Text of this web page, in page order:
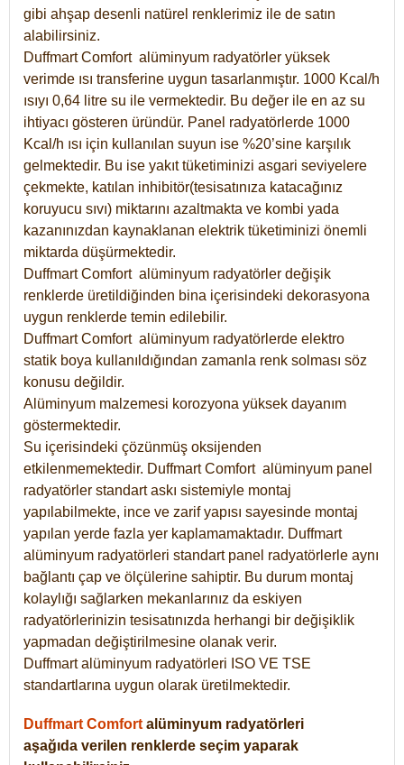
gibi ahşap desenli natürel renklerimiz ile de satın
alabilirsiniz.
Duffmart Comfort alüminyum radyatörler yüksek
verimde ısı transferine uygun tasarlanmıştır. 1000 Kcal/h
ısıyı 0,64 litre su ile vermektedir. Bu değer ile en az su
ihtiyacı gösteren üründür. Panel radyatörlerde 1000
Kcal/h ısı için kullanılan suyun ise %20’sine karşılık
gelmektedir. Bu ise yakıt tüketiminizi asgari seviyelere
çekmekte, katılan inhibitör(tesisatınıza katacağınız
koruyucu sıvı) miktarını azaltmakta ve kombi yada
kazanınızdan kaynaklanan elektrik tüketiminizi önemli
miktarda düşürmektedir.
Duffmart Comfort alüminyum radyatörler değişik
renklerde üretildiğinden bina içerisindeki dekorasyona
uygun renklerde temin edilebilir.
DuffmartComfort alüminyum radyatörlerde elektro
statik boya kullanıldığından zamanla renk solması söz
konusu değildir.
Alüminyum malzemesi korozyona yüksek dayanım
göstermektedir.
Su içerisindeki çözünmüş oksijenden
etkilenmemektedir. DuffmartComfort alüminyum panel
radyatörler standart askı sistemiyle montaj
yapılabilmekte, ince ve zarif yapısı sayesinde montaj
yapılan yerde fazla yer kaplamamaktadır. Duffmart
alüminyum radyatörleri standart panel radyatörlerle aynı
bağlantı çap ve ölçülerine sahiptir. Bu durum montaj
kolaylığı sağlarken mekanlarınız da eskiyen
radyatörlerinizin tesisatınızda herhangi bir değişiklik
yapmadan değiştirilmesine olanak verir.
Duffmart alüminyum radyatörleri ISO VE TSE
standartlarına uygun olarak üretilmektedir.
Duffmart Comfort alüminyum radyatörleri
aşağıda verilen renklerde seçim yaparak